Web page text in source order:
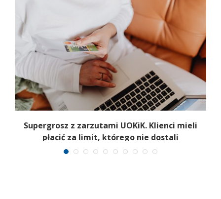
Supergrosz z zarzutami UOKiK. Klienci mieli
płacić za limit, którego nie dostali